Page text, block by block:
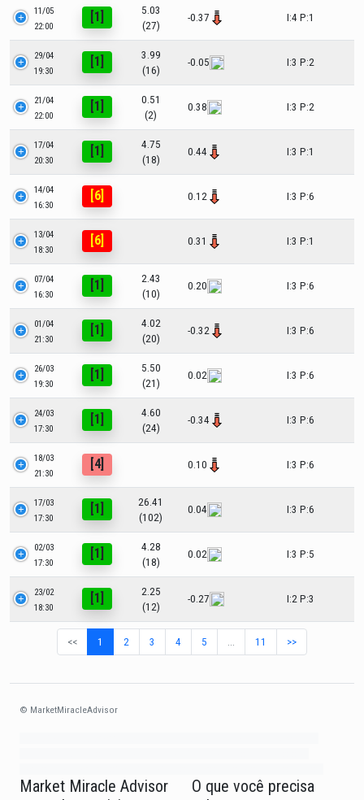
11/05
22:00
[1]
5.03
(27)
-0.37 I:4 P:1
29/04
19:30
[1]
3.99
(16)
-0.05 I:3 P:2
21/04
22:00
[1]
0.51
(2)
0.38 I:3 P:2
17/04
20:30
[1]
4.75
(18)
0.44 I:3 P:1
14/04
16:30
[6] 0.12 I:3 P:6
13/04
18:30
[6] 0.31 I:3 P:1
07/04
16:30
[1]
2.43
(10)
0.20 I:3 P:6
01/04
21:30
[1]
4.02
(20)
-0.32 I:3 P:6
26/03
19:30
[1]
5.50
(21)
0.02 I:3 P:6
24/03
17:30
[1]
4.60
(24)
-0.34 I:3 P:6
18/03
21:30
[4] 0.10 I:3 P:6
17/03
17:30
[1]
26.41
(102)
0.04 I:3 P:6
02/03
17:30
[1]
4.28
(18)
0.02 I:3 P:5
23/02
18:30
[1]
2.25
(12)
-0.27 I:2 P:3
<< 1 2 3 4 5 11 >>
© MarketMiracleAdvisor
Market Miracle Advisor
O que você precisa